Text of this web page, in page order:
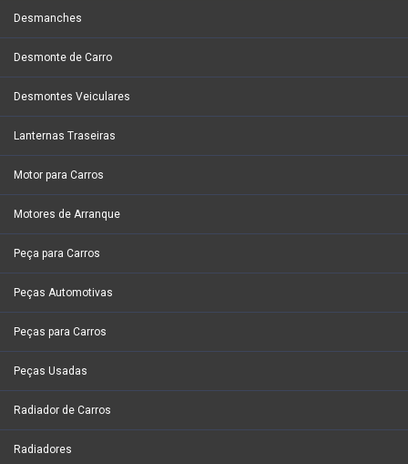
Desmanches
Desmonte de Carro
Desmontes Veiculares
Lanternas Traseiras
Motor para Carros
Motores de Arranque
Peça para Carros
Peças Automotivas
Peças para Carros
Peças Usadas
Radiador de Carros
Radiadores